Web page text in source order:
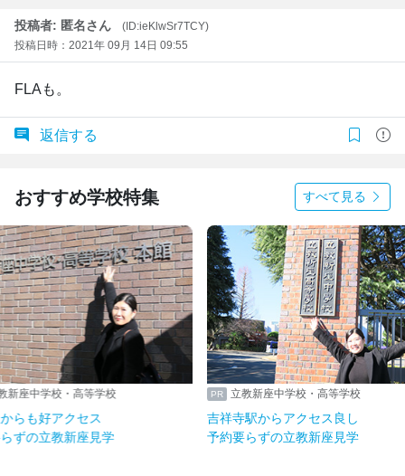
投稿者: 匿名さん
(ID:ieKlwSr7TCY)
投稿日時：2021年 09月 14日 09:55
FLAも。
返信する
おすすめ学校特集 すべて見る
立教新座中学校・高等学校
豊洲駅からも好アクセス
予約要らずの立教新座見学
立教新座中学校・高等学
吉祥寺駅からアクセス良
予約要らずの立教新座見